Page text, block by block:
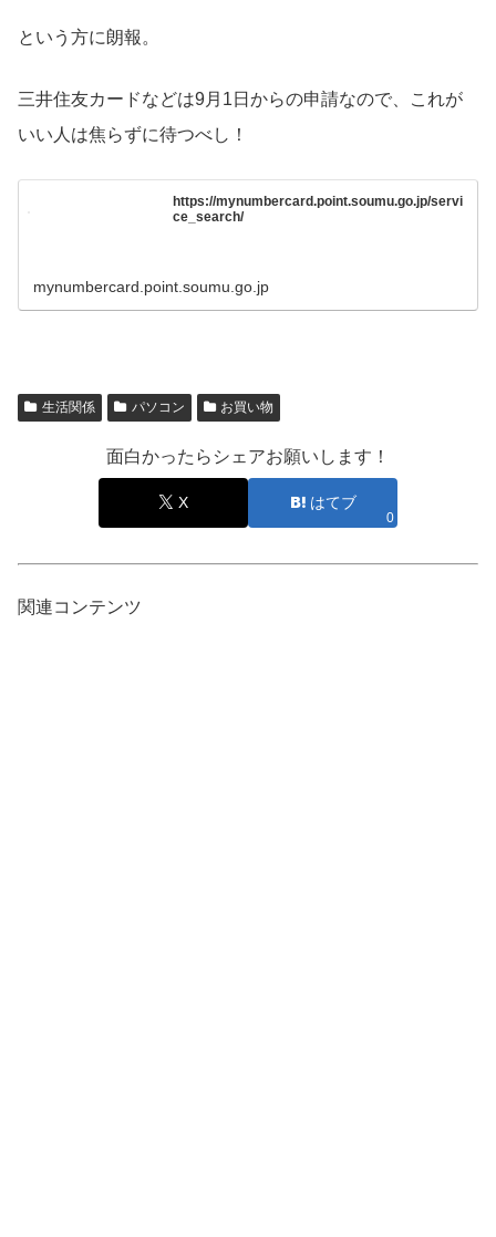
という方に朗報。
三井住友カードなどは9月1日からの申請なので、これが
いい人は焦らずに待つべし！
https://mynumbercard.point.soumu.go.jp/servi
ce_search/
mynumbercard.point.soumu.go.jp
生活関係 パソコン お買い物
面白かったらシェアお願いします！
X はてブ
0
関連コンテンツ